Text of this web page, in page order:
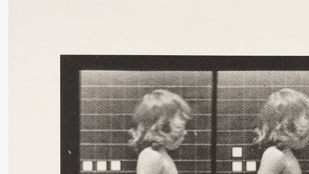
Fredag 25. september
Rosalind
Goldberg
Ornate
Saturation
Store scene